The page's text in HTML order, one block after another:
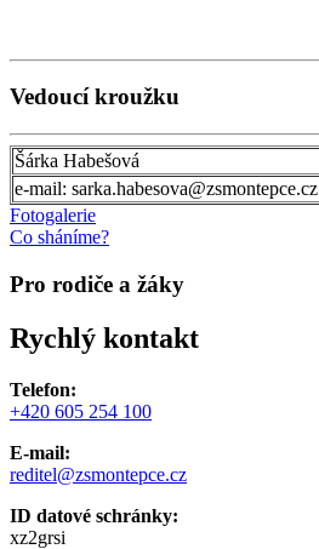
Vedoucí kroužku
Šárka Habešová
e-mail: sarka.habesova@zsmontepce.cz
Fotogalerie
Co sháníme?
Pro rodiče a žáky
Rychlý kontakt
Telefon:
+420 605 254 100
E-mail:
reditel@zsmontepce.cz
ID datové schránky:
xz2grsi